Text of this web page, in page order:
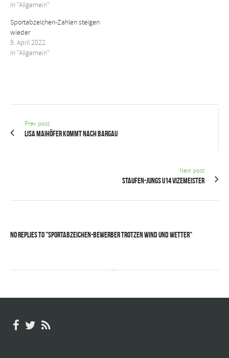
In "Allgemein"
Sportabzeichen-Zahlen steigen
wieder
9. April 2022
In "Allgemein"
Prev post
Lisa Maihöfer kommt nach Bargau
Next post
Staufen-Jungs U14 Vizemeister
No Replies to "Sportabzeichen-Bewerber trotzen Wind und Wetter"